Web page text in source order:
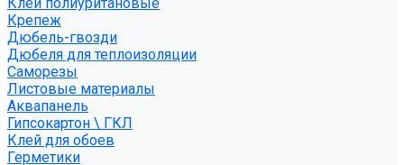
Крепеж
Дюбель-гвозди
Дюбеля для теплоизоляции
Саморезы
Листовые материалы
Аквапанель
Гипсокартон \ ГКЛ
Клей для обоев
Герметики